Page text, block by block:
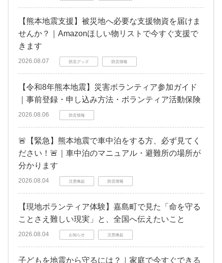
【熊本地震支援】被災地へ必要な支援物資を届けま
せんか？｜Amazonほしい物リストで今すぐ支援で
きます
2026.08.07 防災グッズ 防災情報
【令和8年熊本地震】災害ボランティア参加ガイド
｜事前登録・申し込み方法・ボランティア活動保険
2026.08.06 防災情報
🚨【緊急】熊本地震で車中泊をする方、必ず見てく
ださい！🚨｜車中泊のマニュアル・避難所の場所が
分かります
2026.08.04 注意喚起 防災情報
【現地ボランティア体験】嘉島町で見た「命を守る
ことさえ難しい現実」と、全国へ伝えたいこと
2026.08.04 お知らせ 注意喚起
子どもを地震から守るには？｜家庭で今すぐできる